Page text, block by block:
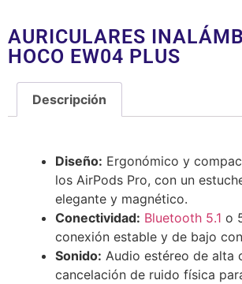
AURICULARES
HOCO EW04 PLUS
Descripción
Diseño: Ergonómico y
los AirPods Pro, con un
elegante y magnético.
Conectividad: Bluetooth 5.1 o
conexión estable y de bajo
Sonido: Audio estéreo de alta
cancelación de ruido física